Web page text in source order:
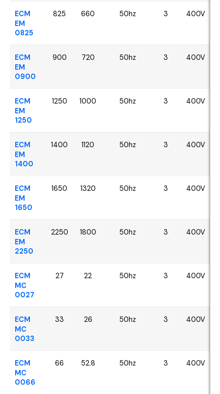
ECM
EM
0825
825 660 50hz 3 400V
ECM
EM
0900
900 720 50hz 3 400V
ECM
EM
1250
1250 1000 50hz 3 400V
ECM
EM
1400
1400 1120 50hz 3 400V
ECM
EM
1650
1650 1320 50hz 3 400V
ECM
EM
2250
2250 1800 50hz 3 400V
ECM
MC
0027
27 22 50hz 3 400V
ECM
MC
0033
33 26 50hz 3 400V
ECM
MC
0066
66 52.8 50hz 3 400V